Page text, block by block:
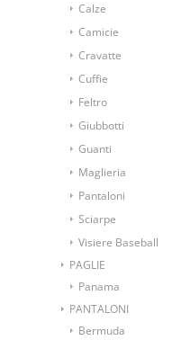
Calze
Camicie
Cravatte
Cuffie
Feltro
Giubbotti
Guanti
Maglieria
Pantaloni
Sciarpe
Visiere Baseball
PAGLIE
Panama
PANTALONI
Bermuda